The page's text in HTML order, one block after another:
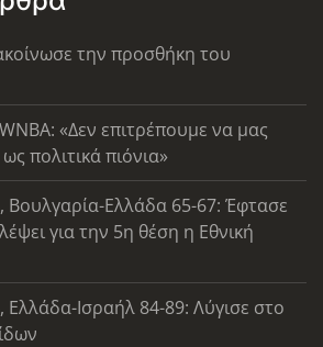
την προσθήκη του
«Δεν επιτρέπουμε να μας
πολιτικά πιόνια»
Ελλάδα 65-67: Έφτασε
για την 5η θέση η Εθνική
Ισραήλ 84-89: Λύγισε στο